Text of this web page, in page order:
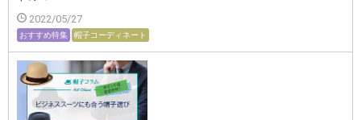
2022/05/27
おすすめ特集 帽子コーディネート